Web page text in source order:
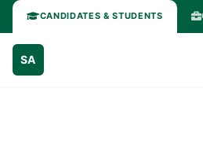
CANDIDATES & STUDENTS
SA